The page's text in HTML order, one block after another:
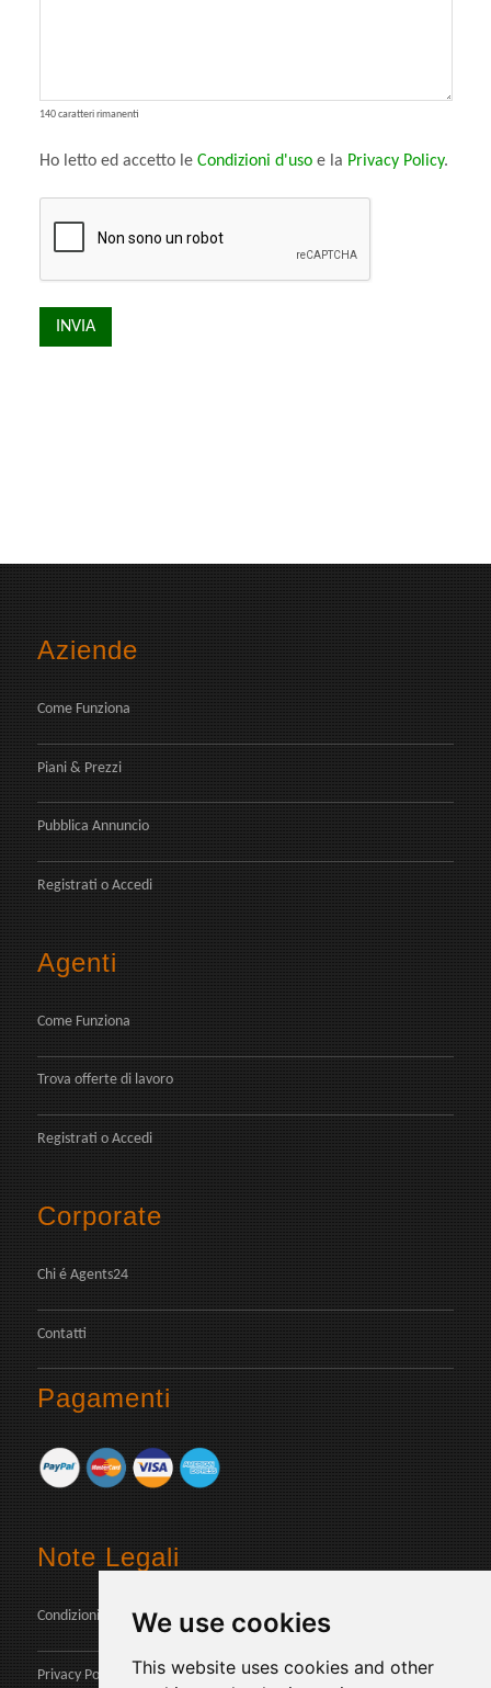
We use cookies
This website uses cookies and other
140 caratteri rimanenti
Ho letto ed accetto le Condizioni d'uso e la Privacy Policy.
Aziende
Come Funziona
Piani & Prezzi
Pubblica Annuncio
Registrati o Accedi
Agenti
Come Funziona
Trova offerte di lavoro
Registrati o Accedi
Corporate
Chi é Agents24
Contatti
Pagamenti
Note Legali
Condizioni d'uso
Privacy Policy